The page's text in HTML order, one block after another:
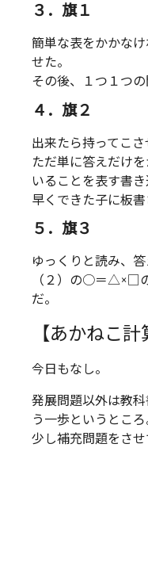
３．旗１
簡単な表をかかな
せた。
その後、１つ１つの
４．旗２
出来たら持ってこさ
ただ単に答えだけ
いることを表す書き
早くできた子に板書
５．旗３
ゆっくりと読み、答
（２）の○＝△×□
だ。
【あかねこ計
今日もなし。
発展問題以外は教
う一歩というところ
少し補充問題をさせ